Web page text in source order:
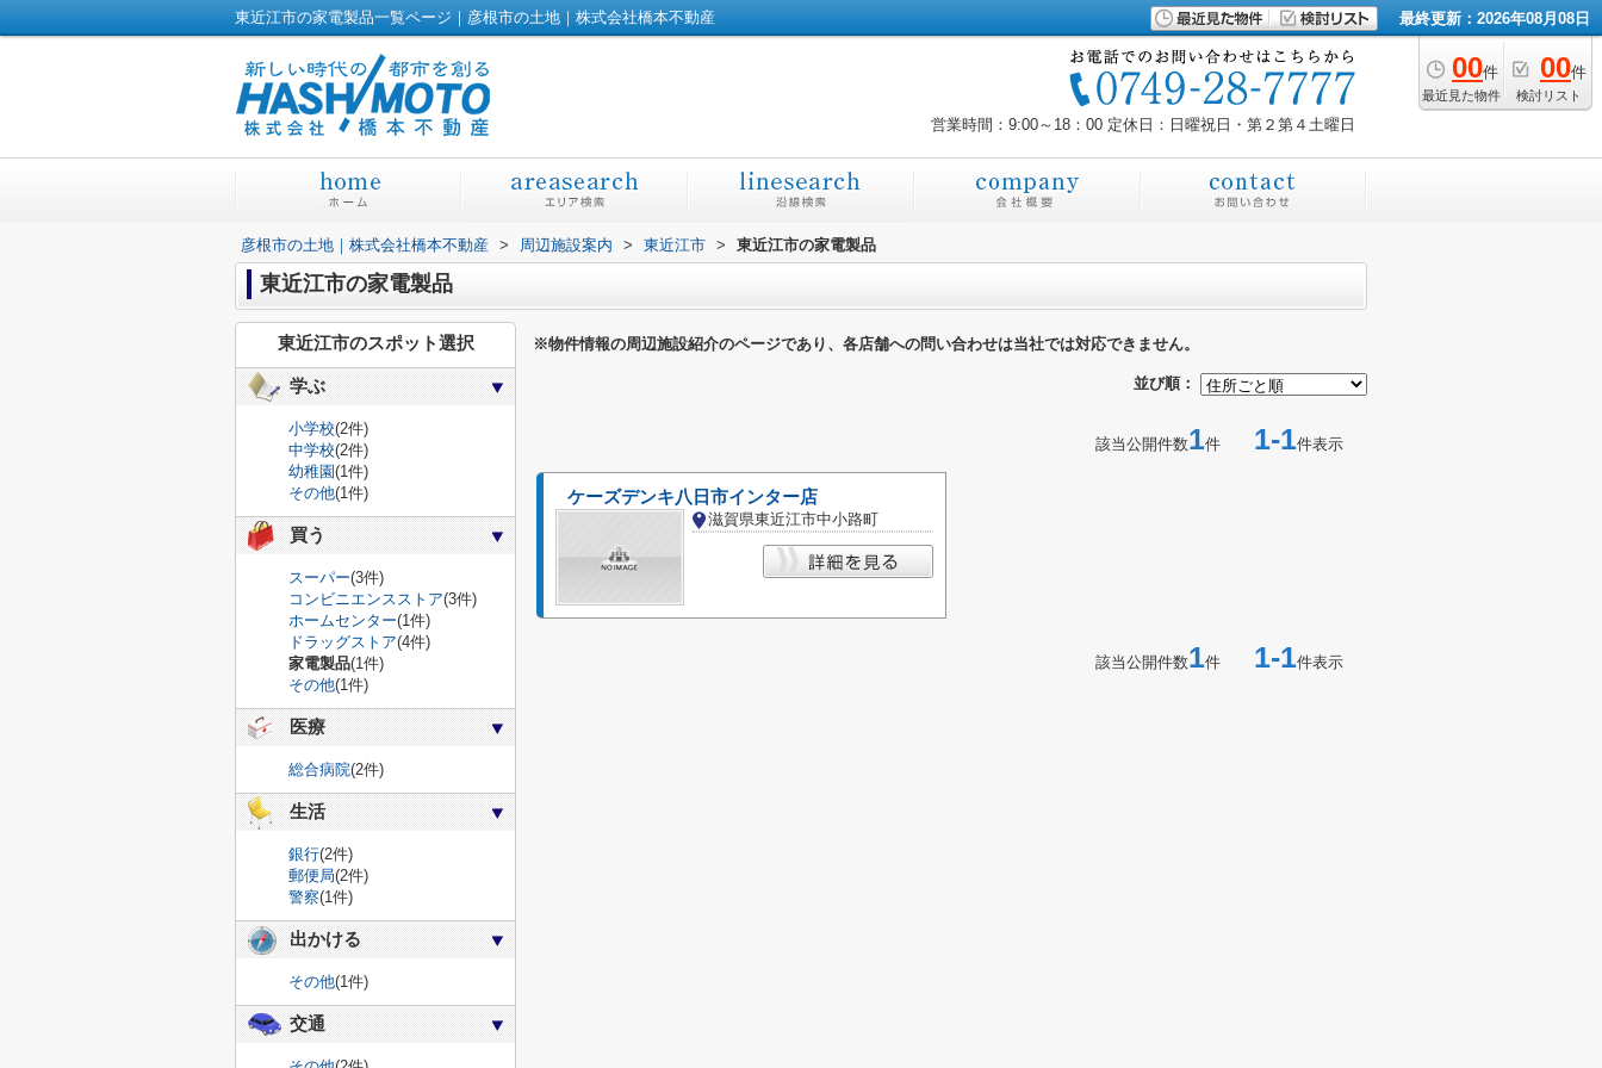
東近江市の家電製品一覧ページ｜彦根市の土地｜株式会社橋本不動産 最終更新：2026年08月08日
00件
最近見た物件
00件
検討リスト
営業時間：9:00～18：00 定休日：日曜祝日・第２第４土曜日
彦根市の土地｜株式会社橋本不動産 > 周辺施設案内 > 東近江市 > 東近江市の家電製品
東近江市の家電製品
※物件情報の周辺施設紹介のページであり、各店舗への問い合わせは当社では対応できません。
並び順：
該当公開件数1件 1-1件表示
ケーズデンキ八日市インター店
滋賀県東近江市中小路町
該当公開件数1件 1-1件表示
東近江市のスポット選択
学ぶ
小学校(2件)
中学校(2件)
幼稚園(1件)
その他(1件)
買う
スーパー(3件)
コンビニエンスストア(3件)
ホームセンター(1件)
ドラッグストア(4件)
家電製品(1件)
その他(1件)
医療
総合病院(2件)
生活
銀行(2件)
郵便局(2件)
警察(1件)
出かける
その他(1件)
交通